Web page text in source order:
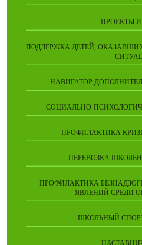
ПРОЕКТЫ
ПОДДЕРЖКА ДЕТЕЙ,
НАВИГАТОР
СОЦИАЛЬНО-
ПРОФИЛАКТИКА
ПЕРЕВОЗКА
ПРОФИЛАКТИКА
ЯВЛЕНИЙ СРЕДИ
ШКОЛЬНЫЙ